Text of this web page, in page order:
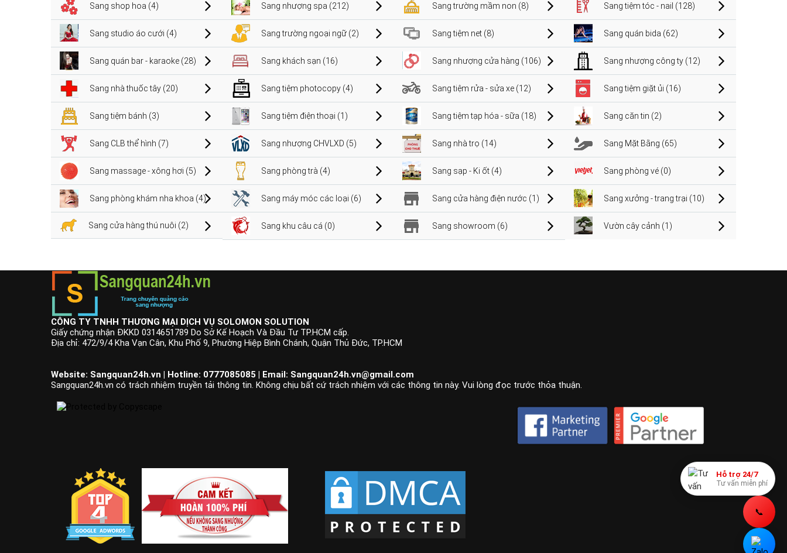
Sang shop hoa (4) Sang nhượng spa (212) Sang trường mầm non (8) Sang tiệm tóc - nail (128)
Sang studio áo cưới (4) Sang trường ngoại ngữ (2) Sang tiệm net (8) Sang quán bida (62)
Sang quán bar - karaoke (28) Sang khách sạn (16) Sang nhượng cửa hàng (106) Sang nhượng công ty (12)
Sang nhà thuốc tây (20) Sang tiệm photocopy (4) Sang tiệm rửa - sửa xe (12) Sang tiệm giặt ủi (16)
Sang tiệm bánh (3) Sang tiệm điện thoại (1) Sang tiệm tạp hóa - sữa (18) Sang căn tin (2)
Sang CLB thể hình (7) Sang nhượng CHVLXD (5) Sang nhà trọ (14) Sang Mặt Bằng (65)
Sang massage - xông hơi (5) Sang phòng trà (4) Sang sạp - Ki ốt (4) Sang phòng vé (0)
Sang phòng khám nha khoa (4) Sang máy móc các loại (6) Sang cửa hàng điện nước (1) Sang xưởng - trang trại (10)
Sang cửa hàng thú nuôi (2) Sang khu câu cá (0) Sang showroom (6) Vườn cây cảnh (1)
Hỗ trợ 24/7
Tư vấn miễn phí
📞
CÔNG TY TNHH THƯƠNG MẠI DỊCH VỤ SOLOMON SOLUTION
Giấy chứng nhận ĐKKD 0314651789 Do Sở Kế Hoạch Và Đầu Tư TP.HCM cấp.
Địa chỉ: 472/9/4 Kha Vạn Cân, Khu Phố 9, Phường Hiệp Bình Chánh, Quận Thủ Đức, TP.HCM
Website: Sangquan24h.vn | Hotline: 0777085085 | Email: Sangquan24h.vn@gmail.com
Sangquan24h.vn có trách nhiệm truyền tải thông tin. Không chịu bất cứ trách nhiệm với các thông tin này. Vui lòng đọc trước thỏa thuận.